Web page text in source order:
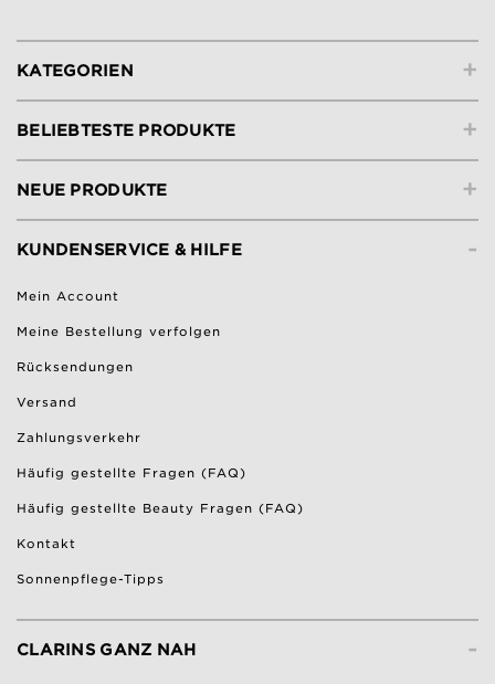
+
KATEGORIEN
+
BELIEBTESTE PRODUKTE
+
NEUE PRODUKTE
-
KUNDENSERVICE & HILFE
Mein Account
Meine Bestellung verfolgen
Rücksendungen
Versand
Zahlungsverkehr
Häufig gestellte Fragen (FAQ)
Häufig gestellte Beauty Fragen (FAQ)
Kontakt
Sonnenpflege-Tipps
-
CLARINS GANZ NAH